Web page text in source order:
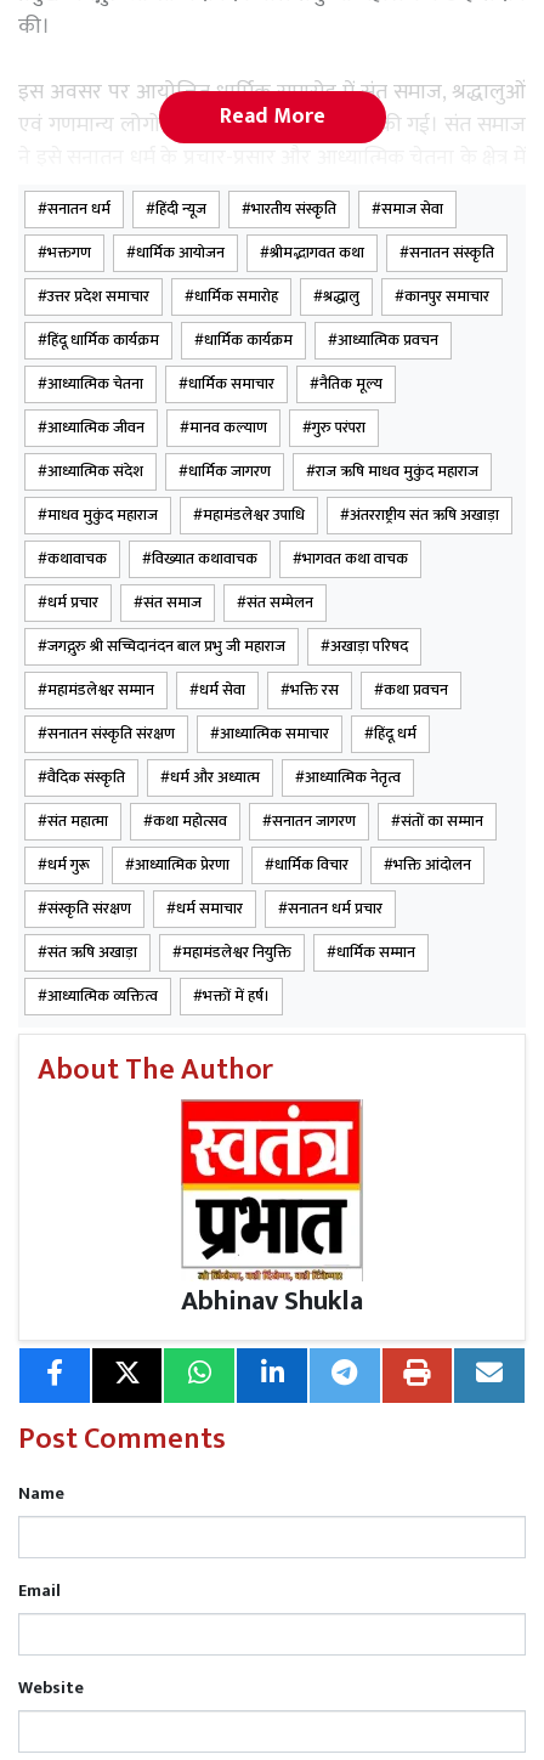
की।
इस अवसर पर आयोजित धार्मिक समारोह में संत समाज, श्रद्धालुओं
एवं गणमान्य लोगों की उपस्थिति में यह घोषणा की गई। संत समाज
राज ऋषि माधव मुकुंद महाराज द्वारा किए गए उल्लेखनीय कार्यों का
सम्मान बताया।
राज ऋषि माधव मुकुंद महाराज वर्षों से श्रीमद्भागवत कथा, धार्मिक
प्रवचनों एवं आध्यात्मिक कार्यक्रमों के माध्यम से समाज को धर्म,
संस्कृति और नैतिक मूल्यों का संदेश देते आ रहे हैं। उनकी कथाओं में
बड़ी संख्या में श्रद्धालु शामिल होते हैं और उनके विचारों से प्रेरणा
प्राप्त करते हैं। उनकी लोकप्रियता देश के विभिन्न राज्यों तक फैली
हुई है।
महामंडलेश्वर की उपाधि मिलने के बाद उनके अनुयायियों और भक्तों
में हर्ष का माहौल है। श्रद्धालुओं ने इसे उनके आध्यात्मिक जीवन, धर्म
सेवा और समाज के प्रति समर्पण का परिणाम बताया। इस अवसर
पर उपस्थित संतों ने कहा कि राज ऋषि माधव मुकुंद महाराज के
नेतृत्व में सनातन संस्कृति के संरक्षण, धार्मिक जागरण और समाज में
आध्यात्मिक मूल्यों के प्रसार को नई गति मिलेगी।
उपाधि ग्रहण करने के पश्चात राज ऋषि माधव मुकुंद महाराज ने सभी
संतों, गुरुजनों और श्रद्धालुओं का आभार व्यक्त करते हुए कहा कि
यह सम्मान उनके लिए सेवा, साधना और धर्म प्रचार की जिम्मेदारी
को और अधिक बढ़ाता है। उन्होंने सनातन धर्म के प्रचार-प्रसार एवं
मानव कल्याण के कार्यों को निरंतर आगे बढ़ाने का संकल्प भी व्यक्त
किया।
Read More
सनातन धर्म हिंदी न्यूज भारतीय संस्कृति
समाज सेवा
भक्तगण
धार्मिक आयोजन श्रीमद्भागवत कथा
सनातन संस्कृति
उत्तर प्रदेश समाचार
धार्मिक समारोह श्रद्धालु
कानपुर समाचार
हिंदू धार्मिक कार्यक्रम
धार्मिक कार्यक्रम
आध्यात्मिक प्रवचन
आध्यात्मिक चेतना
धार्मिक समाचार
नैतिक मूल्य
आध्यात्मिक जीवन
मानव कल्याण
गुरु परंपरा
आध्यात्मिक संदेश
धार्मिक जागरण
राज ऋषि माधव मुकुंद महाराज
माधव मुकुंद महाराज
महामंडलेश्वर उपाधि
अंतरराष्ट्रीय संत ऋषि अखाड़ा
कथावाचक
विख्यात कथावाचक
भागवत कथा वाचक
धर्म प्रचार
संत समाज
संत सम्मेलन
जगद्गुरु श्री सच्चिदानंदन बाल प्रभु जी महाराज
अखाड़ा परिषद
महामंडलेश्वर सम्मान
धर्म सेवा भक्ति रस
कथा प्रवचन
सनातन संस्कृति संरक्षण
आध्यात्मिक समाचार
हिंदू धर्म
वैदिक संस्कृति
धर्म और अध्यात्म
आध्यात्मिक नेतृत्व
संत महात्मा
कथा महोत्सव सनातन जागरण
संतों का सम्मान
धर्म गुरू
आध्यात्मिक प्रेरणा धार्मिक विचार
भक्ति आंदोलन
संस्कृति संरक्षण
धर्म समाचार
सनातन धर्म प्रचार
संत ऋषि अखाड़ा
महामंडलेश्वर नियुक्ति
धार्मिक सम्मान
आध्यात्मिक व्यक्तित्व
भक्तों में हर्ष।
About The Author
Abhinav Shukla
Post Comments
Name
Email
Website